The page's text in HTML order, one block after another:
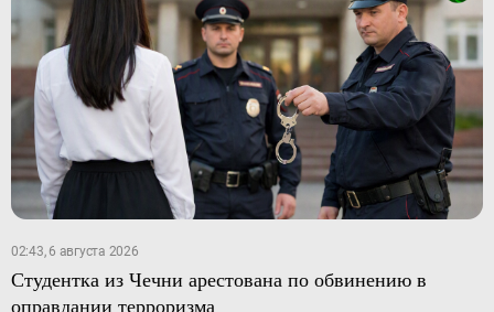
02:43, 6 августа 2026
Студентка из Чечни арестована по обвинению в
оправдании терроризма